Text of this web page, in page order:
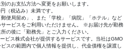
のお支払方法へ変更をお願いします。
（税込み）未満です。
便局留め」、また「学校」「病院」「ホテル」など
ービスをご利用いただけません。 ※お届け先が勤務
の後に「勤務先」とご入力ください。
ビス株式会社が提供するサービスです。当社はGMO
スの範囲内で個人情報を提供し、代金債権を譲渡し